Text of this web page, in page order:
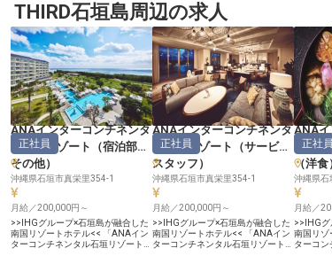
OK。英会話可能な方、これから学
ぼうとする意欲のある方歓迎いたし
ます。時給1200円から。昇給でモ
チベーションの維持をサポートいた
します。※2023年8月1日時点の情
報です。
（研修期間1000円）で、パート・
アルバイトとしての雇用形態です。
ホスピタリティ溢れるあなたのスキ
ルを活かして、沖縄で新しい一歩を
踏み出しませんか？素敵な仲間とと
もに、最高のサービスを提供する喜
びを感じてください。※2024年08
月26日時点の情報です
日を彩る
い自然
様の大
くお仕事
わせに
の想い
す。 結
ネスシー
れられな
じられる
な気配り
の感動
顔が直接
環境です。 ーー【経験を活か
安定と成
これまで
分に発揮
す。月
し、昇
頑張りを
間程度の
間も大切
THIRD石垣島周辺の求人
ANAインターコンチネンタ
ル石垣リゾート
（宿泊部門
その他）
正社員
沖縄県石垣市真栄里354-1
月給／200,000円～
>>IHGグループ×石垣島が融合した
南国リゾートホテル<< 「ANAイン
ターコンチネンタル石垣リゾート」
ANAインターコンチネンタ
ル石垣リゾート
（サービス
スタッフ ）
正社員
沖縄県石垣市真栄里354-1
月給／200,000円～
>>IHGグループ×石垣島が融合した
南国リゾートホテル<< 「ANAイン
ターコンチネンタル石垣リゾート」
ANA
ル石垣
（洋食
正社員
沖縄県石
月給／
>>IHGグ
南国リゾ
ターコン